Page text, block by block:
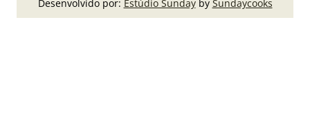
Desenvolvido por: Estúdio Sundayby Sundaycooks